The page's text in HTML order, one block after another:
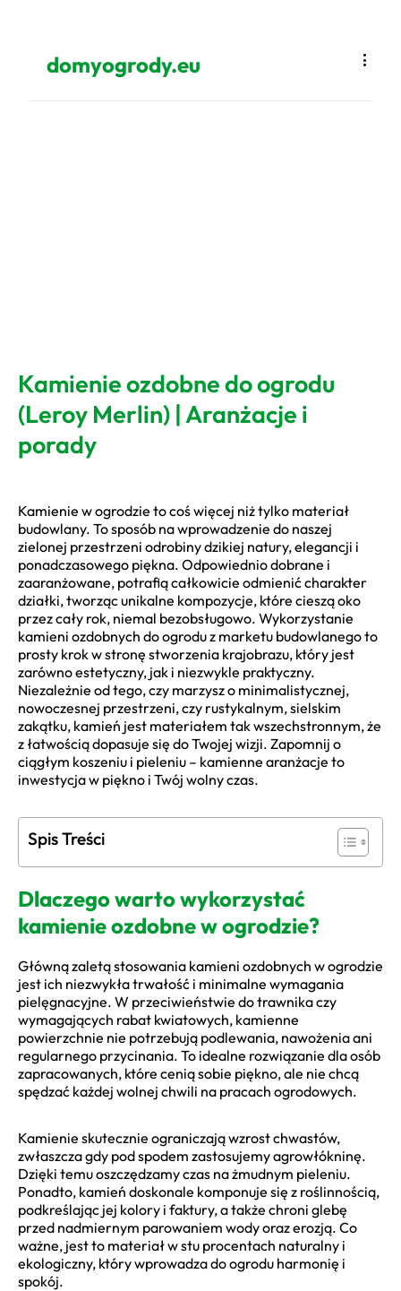
domyogrody.eu
Kamienie ozdobne do ogrodu
(Leroy Merlin) | Aranżacje i
porady
Kamienie w ogrodzie to coś więcej niż tylko materiał
budowlany. To sposób na wprowadzenie do naszej
zielonej przestrzeni odrobiny dzikiej natury, elegancji i
ponadczasowego piękna. Odpowiednio dobrane i
zaaranżowane, potrafią całkowicie odmienić charakter
działki, tworząc unikalne kompozycje, które cieszą oko
przez cały rok, niemal bezobsługowo. Wykorzystanie
kamieni ozdobnych do ogrodu z marketu budowlanego to
prosty krok w stronę stworzenia krajobrazu, który jest
zarówno estetyczny, jak i niezwykle praktyczny.
Niezależnie od tego, czy marzysz o minimalistycznej,
nowoczesnej przestrzeni, czy rustykalnym, sielskim
zakątku, kamień jest materiałem tak wszechstronnym, że
z łatwością dopasuje się do Twojej wizji. Zapomnij o
ciągłym koszeniu i pieleniu – kamienne aranżacje to
inwestycja w piękno i Twój wolny czas.
Spis Treści
Dlaczego warto wykorzystać
kamienie ozdobne w ogrodzie?
Główną zaletą stosowania kamieni ozdobnych w ogrodzie
jest ich niezwykła trwałość i minimalne wymagania
pielęgnacyjne. W przeciwieństwie do trawnika czy
wymagających rabat kwiatowych, kamienne
powierzchnie nie potrzebują podlewania, nawożenia ani
regularnego przycinania. To idealne rozwiązanie dla osób
zapracowanych, które cenią sobie piękno, ale nie chcą
spędzać każdej wolnej chwili na pracach ogrodowych.
Kamienie skutecznie ograniczają wzrost chwastów,
zwłaszcza gdy pod spodem zastosujemy agrowłókninę.
Dzięki temu oszczędzamy czas na żmudnym pieleniu.
Ponadto, kamień doskonale komponuje się z roślinnością,
podkreślając jej kolory i faktury, a także chroni glebę
przed nadmiernym parowaniem wody oraz erozją. Co
ważne, jest to materiał w stu procentach naturalny i
ekologiczny, który wprowadza do ogrodu harmonię i
spokój.